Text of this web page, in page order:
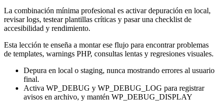
La combinación mínima profesional es activar depuración en local,
revisar logs, testear plantillas críticas y pasar una checklist de
accesibilidad y rendimiento.
Esta lección te enseña a montar ese flujo para encontrar problemas
de templates, warnings PHP, consultas lentas y regresiones visuales.
Depura en local o staging, nunca mostrando errores al usuario
final.
Activa WP_DEBUG y WP_DEBUG_LOG para registrar
avisos en archivo, y mantén WP_DEBUG_DISPLAY